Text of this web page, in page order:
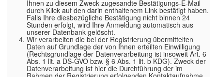
Ihnen zu diesem Zweck zugesandte Bestätigungs-E-Mail
durch Klick auf den darin enthaltenem Link bestätigt haben.
Falls Ihre diesbezügliche Bestätigung nicht binnen 24
Stunden erfolgt, wird Ihre Anmeldung automatisch aus
unserer Datenbank gelöscht.
Wir verarbeiten die bei der Registrierung übermittelten
Daten auf Grundlage der von Ihnen erteilten Einwilligung
(Rechtsgrundlage der Datenverarbeitung ist insoweit Art. 6
Abs. 1 lit. a DS-GVO bzw. § 6 Abs. 1 lit. b KDG). Zweck der
Datenverarbeitung ist hier die Durchführung der im